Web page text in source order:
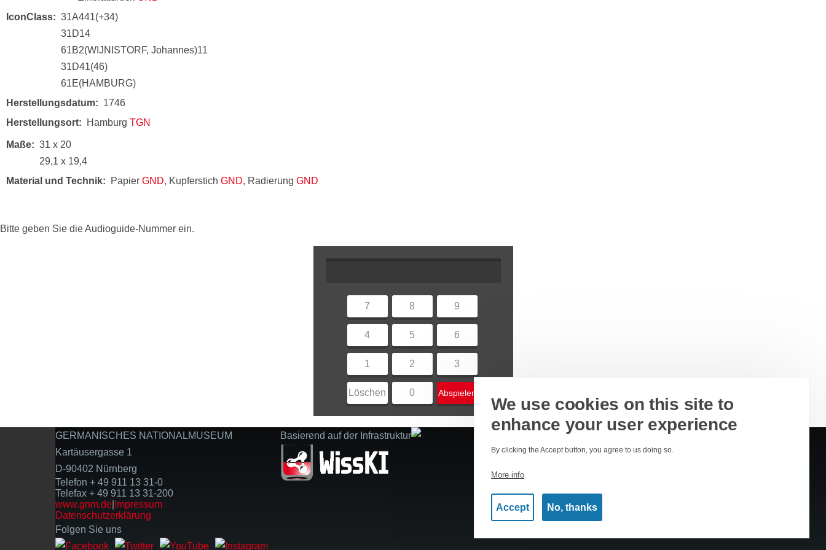
IconClass
31A441(+34)
31D14
61B2(WIJNISTORF, Johannes)11
31D41(46)
61E(HAMBURG)
Herstellungsdatum
1746
Herstellungsort
Hamburg TGN
Maße
31 x 20
29,1 x 19,4
Material und Technik
Papier GND, Kupferstich GND, Radierung GND
Bitte geben Sie die Audioguide-Nummer ein.
7 8 9
4 5 6
1 2 3
Löschen 0 Abspielen
GERMANISCHES NATIONALMUSEUM
Kartäusergasse 1
D-90402 Nürnberg
Telefon + 49 911 13 31-0
Telefax + 49 911 13 31-200
www.gnm.de Impressum
Datenschutzerklärung
Folgen Sie uns
Basierend auf der Infrastruktur
We use cookies on this site to
enhance your user experience
By clicking the Accept button, you agree to us doing so.
More info
Accept No, thanks